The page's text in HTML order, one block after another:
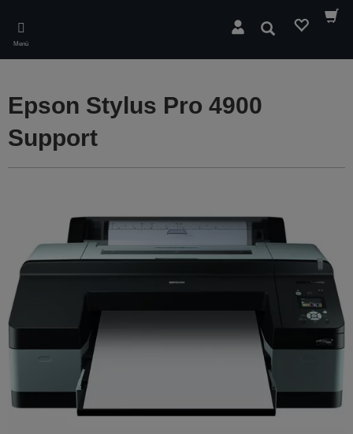
main
content
Menü
Suchen
Epson Stylus Pro 4900
Support